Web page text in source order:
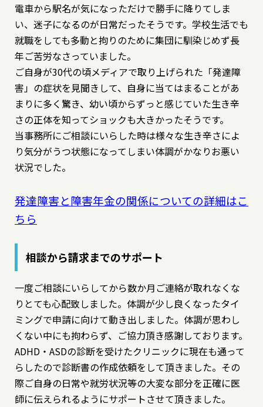
電車から駅名が気になっただけで勝手に降りてしま
い、迷子になるのが日常だったそうです。学校生活でも
就職をしても多動と拘りのために集団に馴染じめず長
年ご苦労なさっていました。
ご自身が30代の頃メディアで取り上げられた「発達障
害」の症状を見聞きして、自身に当てはまることがあ
まりに多く驚き、幼い頃からずっと感じていた生き辛
さの正体を知ってショックも大きかったそうです。
当事務所にご相談にいらした時は様々な生き辛さによ
り気分がうつ状態になってしまい体調がかなりお悪い
状況でした。
発達障害と障害年金の関係についての詳細はこ
ちら
相談から請求までのサポート
一度ご相談にいらしてから数か月ご連絡が取れなくな
りとても心配致しました。体調が少し良くなったタイ
ミングで申請に向けて動き出しました。体調が思わし
くない中にも拘わらず、ご協力頂き感謝しております。
ADHD・ASDの診断を受けたクリニックに現在も通って
らしたので診断書の作成依頼をして頂きました。その
際ご自身の日常や就労状況等の大変な部分を正確に医
師に伝えられるようにサポートさせて頂きました。